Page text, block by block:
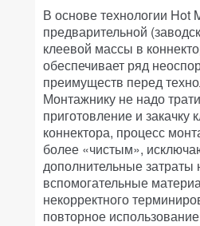
В основе технологии Hot
предварительной
клеевой массы в
обеспечивает ряд
преимуществ перед
Монтажнику не надо
приготовление и закачку
коннектора, процесс
более «чистым»,
дополнительные затраты
вспомогательные
некорректного
повторное